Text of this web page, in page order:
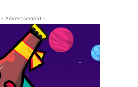
- Advertisement -